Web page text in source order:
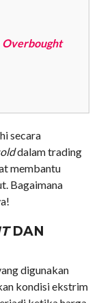
Overbought
secara
dalam trading
membantu
Bagaimana
DAN
digunakan
kondisi ekstrim